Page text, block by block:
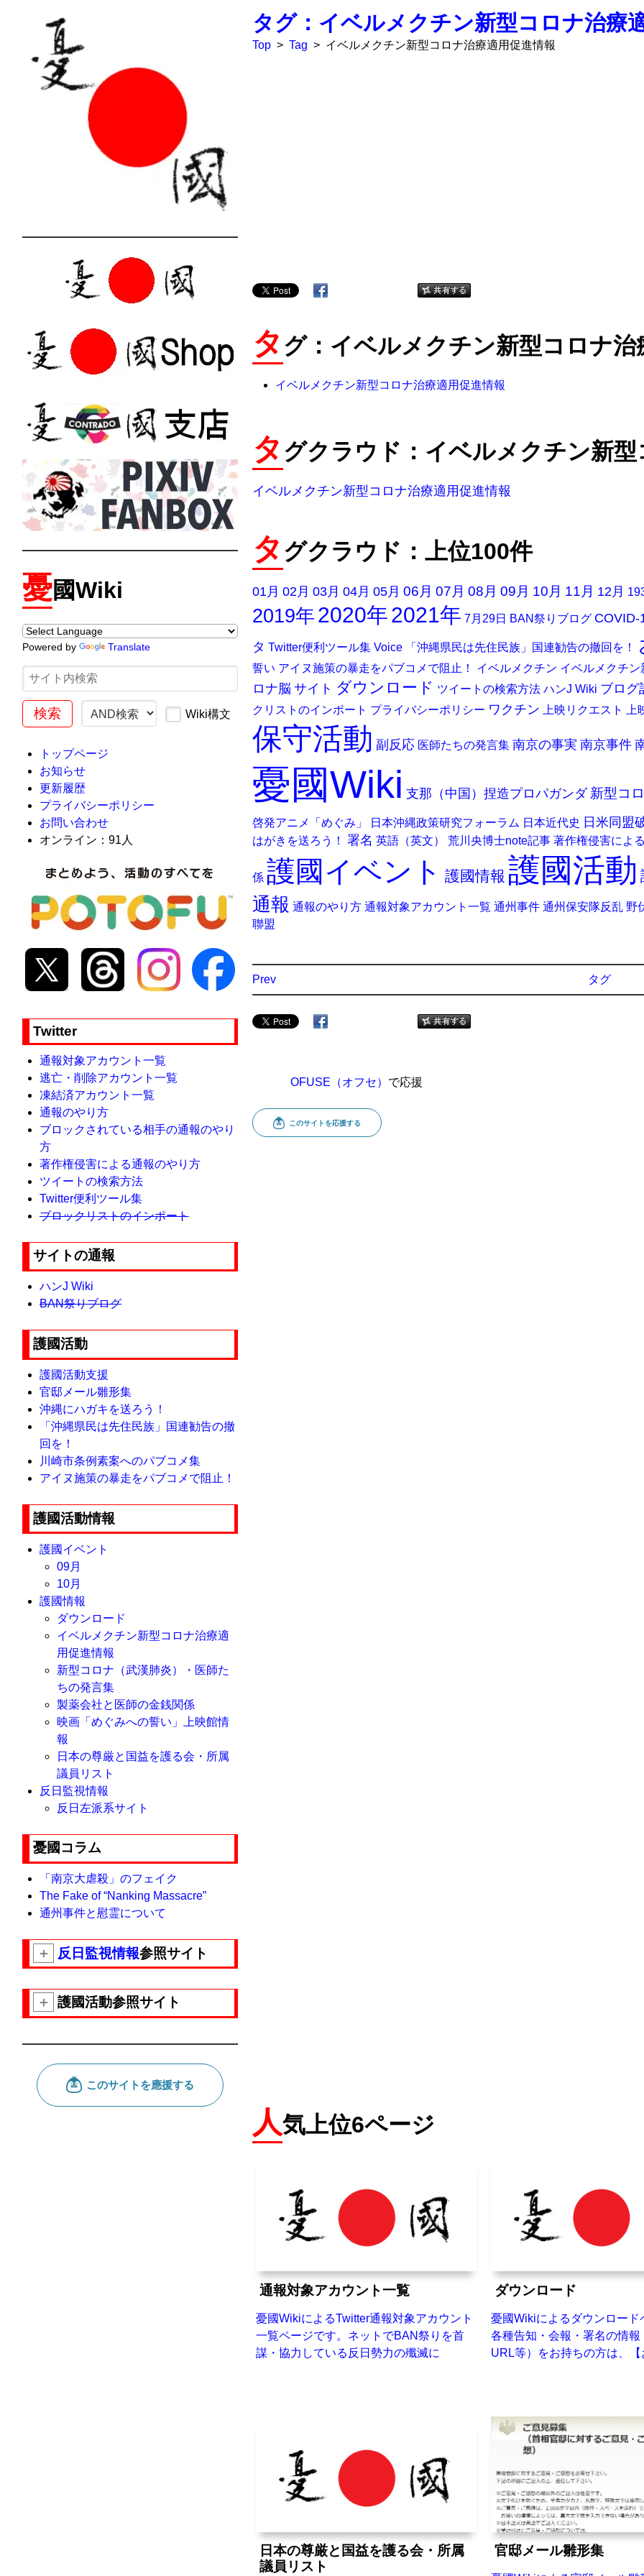
憂國Wiki
Powered by Translate
Wiki構文
トップページ
お知らせ
更新履歴
プライバシーポリシー
お問い合わせ
オンライン：91人
Twitter
通報対象アカウント一覧
逃亡・削除アカウント一覧
凍結済アカウント一覧
通報のやり方
ブロックされている相手の通報のやり
方
著作権侵害による通報のやり方
ツイートの検索方法
Twitter便利ツール集
ブロックリストのインポート
サイトの通報
ハンJ Wiki
BAN祭りブログ
護國活動
護國活動支援
官邸メール雛形集
沖縄にハガキを送ろう！
「沖縄県民は先住民族」国連勧告の撤
回を！
川崎市条例素案へのパブコメ集
アイヌ施策の暴走をパブコメで阻止！
護國活動情報
護國イベント
09月
10月
護國情報
ダウンロード
イベルメクチン新型コロナ治療適
用促進情報
新型コロナ（武漢肺炎）・医師た
ちの発言集
製薬会社と医師の金銭関係
映画「めぐみへの誓い」上映館情
報
日本の尊厳と国益を護る会・所属
議員リスト
反日監視情報
反日左派系サイト
憂國コラム
「南京大虐殺」のフェイク
The Fake of “Nanking Massacre”
通州事件と慰霊について
＋ 反日監視情報参照サイト
＋ 護國活動参照サイト
タグ：イベルメクチン新型コロナ治療
Top > Tag > イベルメクチン新型コロナ治療適用促進情報
タ グ：イベルメクチン新型コロナ
イベルメクチン新型コロナ治療適用促進情報
タ グクラウド：イベルメクチン新
イベルメクチン新型コロナ治療適用促進情報
タ グクラウド：上位100件
01月 02月 03月 04月 05月 06月 07月 08月 09月 10月 11月 12月
2019年2020年2021年 7月29日 BAN祭りブログ COVID-
タ Twitter便利ツール集 Voice 「沖縄県民は先住民族」国連勧告の撤回を！
誓い アイヌ施策の暴走をパブコメで阻止！ イベルメクチン イベルメクチ
ロナ脳 サイト ダウンロード ツイートの検索方法 ハンJ Wiki ブログ
クリストのインポート プライバシーポリシー ワクチン 上映リクエスト
保守活動 副反応 医師たちの発言集 南京の事実 南京事件
憂國Wiki 支那（中国）捏造プロパガンダ 新型コ
啓発アニメ「めぐみ」 日本沖縄政策研究フォーラム 日本近代史 日米同盟
はがきを送ろう！ 署名 英語（英文） 荒川央博士note記事 著作権侵害によ
係 護國イベント 護國情報 護國活動
通報 通報のやり方 通報対象アカウント一覧 通州事件 通州保安隊反乱 野
聯盟
Prev タグ
OFUSE（オフセ） で応援
人気上位6ページ
通報対象アカウント一覧
憂國WikiによるTwitter通報対象アカウント
一覧ページです。ネットでBAN祭りを首
謀・協力している反日勢力の殲滅に
ダウンロード
憂國Wikiによるダウンロード
各種告知・会報・署名の情報
URL等）をお持ちの方は、
日本の尊厳と国益を護る会・所属
議員リスト
官邸メール雛形集